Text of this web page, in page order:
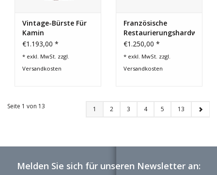
Vintage-Bürste Für
Kamin
€1.193,00 *
* exkl. MwSt. zzgl.
Versandkosten
Französische
Restaurierungshardware
€1.250,00 *
* exkl. MwSt. zzgl.
Versandkosten
Seite 1 von 13 1 2 3 4 5 13
Melden Sie sich für unseren Newsletter an: